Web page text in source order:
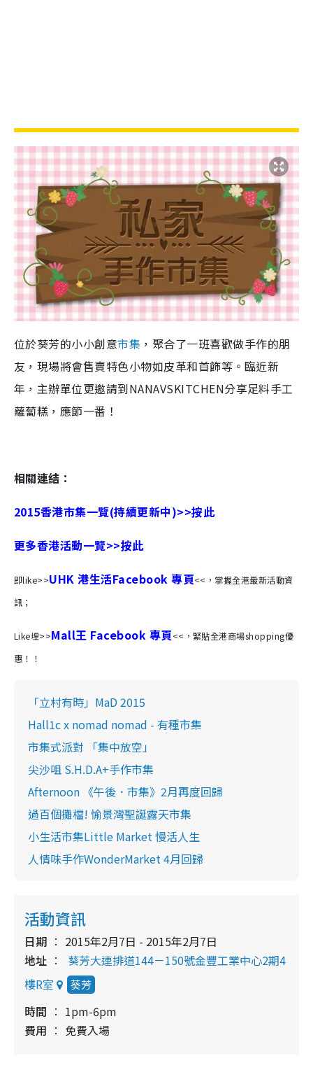
位於葵芳的小小創意市集 ，聚合了一班喜歡做手作的朋
友，現場將會售賣特色小物如皮革和首飾等。臨近新
年，主辦單位更邀請到NANAVSKITCHEN分享足料手工
蘿蔔糕，應節一番！
相關連結：
2015香港市集一覽(持續更新中)>>按此
更多香港活動一覽>>按此
即like>>UHK 港生活Facebook 專頁<<，掌握全港最新活動資
訊；
Like埋>>Mall王 Facebook 專頁<<，緊貼全港商場shopping優
惠！！
「立村有時」MaD 2015
Hall1c x nomad nomad - 有種市集
市集式派對 「集中放空」
尖沙咀 S.H.D.A+手作市集
Afternoon 《午後．市集》2月再度回歸
過百個攤檔! 愉景灣聖誕露天市集
小生活市集Little Market 慢活人生
人情味手作WonderMarket 4月回歸
活動資訊
日期
2015年2月7日 - 2015年2月7日
地址
葵芳大連排道144－150號金豐工業中心2期4
樓R室
葵芳
時間
1pm-6pm
費用
免費入場